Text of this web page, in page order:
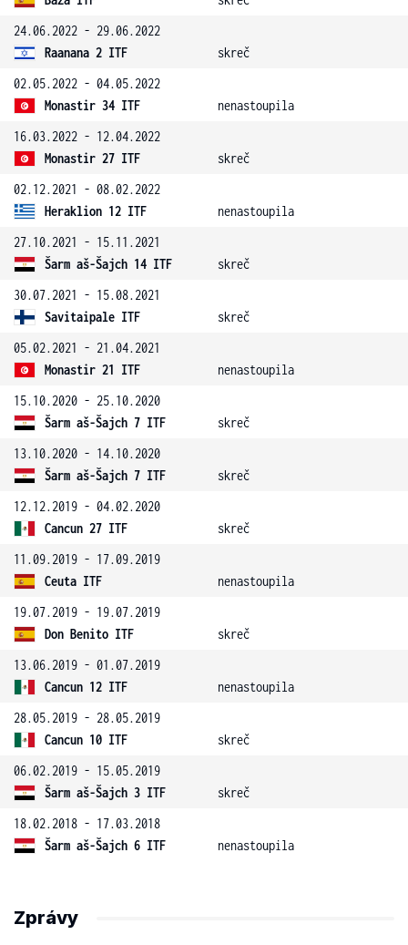
24.06.2022 - 29.06.2022
Raanana 2 ITF
skreč
02.05.2022 - 04.05.2022
Monastir 34 ITF
nenastoupila
16.03.2022 - 12.04.2022
Monastir 27 ITF
skreč
02.12.2021 - 08.02.2022
Heraklion 12 ITF
nenastoupila
27.10.2021 - 15.11.2021
Šarm aš-Šajch 14 ITF
skreč
30.07.2021 - 15.08.2021
Savitaipale ITF
skreč
05.02.2021 - 21.04.2021
Monastir 21 ITF
nenastoupila
15.10.2020 - 25.10.2020
Šarm aš-Šajch 7 ITF
skreč
13.10.2020 - 14.10.2020
Šarm aš-Šajch 7 ITF
skreč
12.12.2019 - 04.02.2020
Cancun 27 ITF
skreč
11.09.2019 - 17.09.2019
Ceuta ITF
nenastoupila
19.07.2019 - 19.07.2019
Don Benito ITF
skreč
13.06.2019 - 01.07.2019
Cancun 12 ITF
nenastoupila
28.05.2019 - 28.05.2019
Cancun 10 ITF
skreč
06.02.2019 - 15.05.2019
Šarm aš-Šajch 3 ITF
skreč
18.02.2018 - 17.03.2018
Šarm aš-Šajch 6 ITF
nenastoupila
Zprávy